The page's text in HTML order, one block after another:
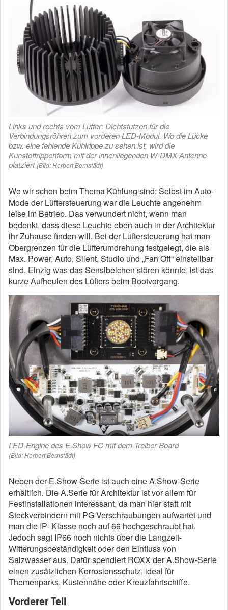
Links und rechts vom Lüfter: Dichtstutzen für die
Verbindungsröhren zum vorderen LED-Modul. Wo die Lücke
bzw. eine fehlende Kühlrippe zu sehen ist, wird die
Kunstoffrippenform mit der innenliegenden W-DMX-Antenne
platziert (Bild: Herbert Bernstädt)
Wo wir schon beim Thema Kühlung sind: Selbst im Auto-
Mode der Lüftersteuerung war die Leuchte angenehm
leise im Betrieb. Das verwundert nicht, wenn man
bedenkt, dass diese Leuchte eben auch in der Architektur
ihr Zuhause finden will. Bei der Lüftersteuerung hat man
Obergrenzen für die Lüfterumdrehung festgelegt, die als
Max. Power, Auto, Silent, Studio und „Fan Off“ einstellbar
sind. Einzig was das Sensibelchen stören könnte, ist das
kurze Aufheulen des Lüfters beim Bootvorgang.
LED-Engine des E.Show FC mit dem Treiber-Board
(Bild: Herbert Bernstädt)
Neben der E.Show-Serie ist auch eine A.Show-Serie
erhältlich. Die A.Serie für Architektur ist vor allem für
Festinstallationen interessant, da man hier statt mit
Steckverbindern mit PG-Verschraubungen aufwartet und
man die IP- Klasse noch auf 66 hochgeschraubt hat.
Jedoch sagt IP66 noch nichts über die Langzeit-
Witterungsbeständigkeit oder den Einfluss von
Salzwasser aus. Dafür spendiert ROXX der A.Show-Serie
einen zusätzlichen Korrosionsschutz, ideal für
Themenparks, Küstennähe oder Kreuzfahrtschiffe.
Vorderer Teil